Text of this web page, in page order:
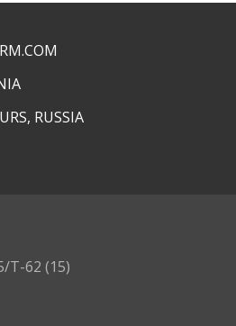
RUSSIA
Т-62 (15)